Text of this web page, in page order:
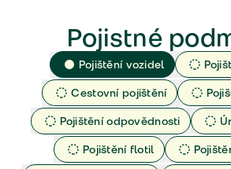
Pojistné
Pojištění vozidel
Cestovní pojištění
Pojištění odpovědnosti
Pojištění flotil